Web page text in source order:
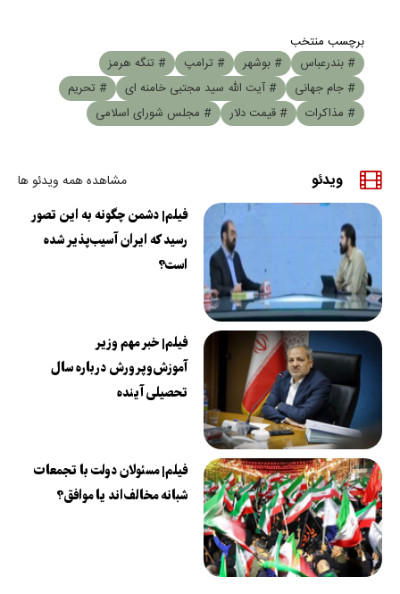
برچسب منتخب
# بندرعباس
# بوشهر # ترامپ
# تنگه هرمز
# جام جهانی
# آیت الله سید مجتبی خامنه ای
# تحریم
# مذاکرات
# قیمت دلار # مجلس شورای اسلامی
ویدئو مشاهده همه ویدئو ها
فیلم| دشمن چگونه به این تصور
رسید که ایران آسیب‌پذیر شده
است؟
فیلم| خبر مهم وزیر
آموزش‌وپرورش درباره سال
تحصیلی آینده
فیلم| مسئولان دولت با تجمعات
شبانه مخالف‌اند یا موافق؟